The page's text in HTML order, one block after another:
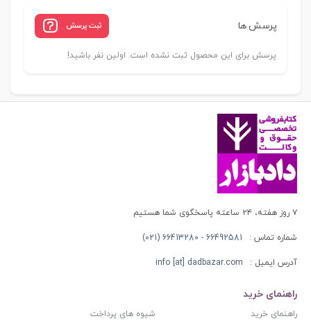
پرسش ها ثبت پرسش
پرسش برای این محصول ثبت نشده است. اولین نفر باشید!
۷ روز هفته، ۲۴ ساعته پاسخگوی شما هستیم
شماره تماس : 66492581 - 66413280 (021)
آدرس ایمیل : info [at] dadbazar.com
راهنمای خرید
راهنمای خرید
شیوه های پرداخت